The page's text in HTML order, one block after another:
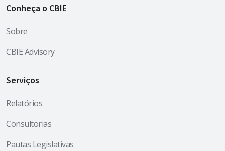
Conheça o CBIE
Sobre
CBIE Advisory
Serviços
Relatórios
Consultorias
Pautas Legislativas